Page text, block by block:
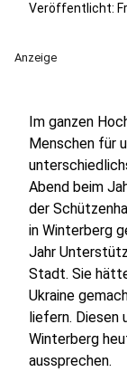
Veröffentlicht:
Anzeige
Im ganzen
Menschen für
Abend beim
der
in Winterberg
Jahr
Stadt. Sie
Ukraine
liefern. Diesen
Winterberg
aussprechen.